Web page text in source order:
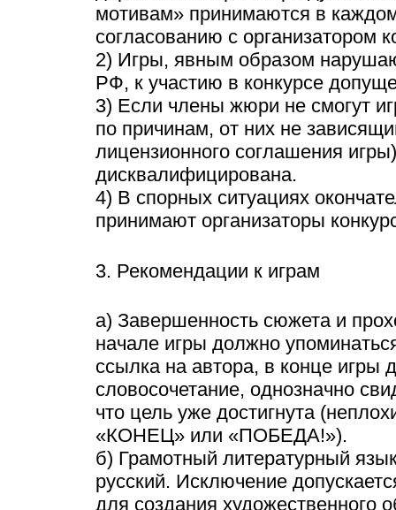
мотивам» принимаются в
согласованию с организатором
2) Игры, явным образом
РФ, к участию в конкурсе
3) Если члены жюри не смогут
по причинам, от них не
лицензионного соглашения
дисквалифицирована.
4) В спорных ситуациях
принимают организаторы
3. Рекомендации к играм
а) Завершенность сюжета и
начале игры должно
ссылка на автора, в конце игры
словосочетание, однозначно
что цель уже достигнута
«КОНЕЦ» или «ПОБЕДА!»).
б) Грамотный литературный
русский. Исключение
для создания художественного